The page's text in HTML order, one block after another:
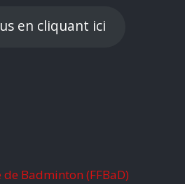
en cliquant ici
Badminton (FFBaD)